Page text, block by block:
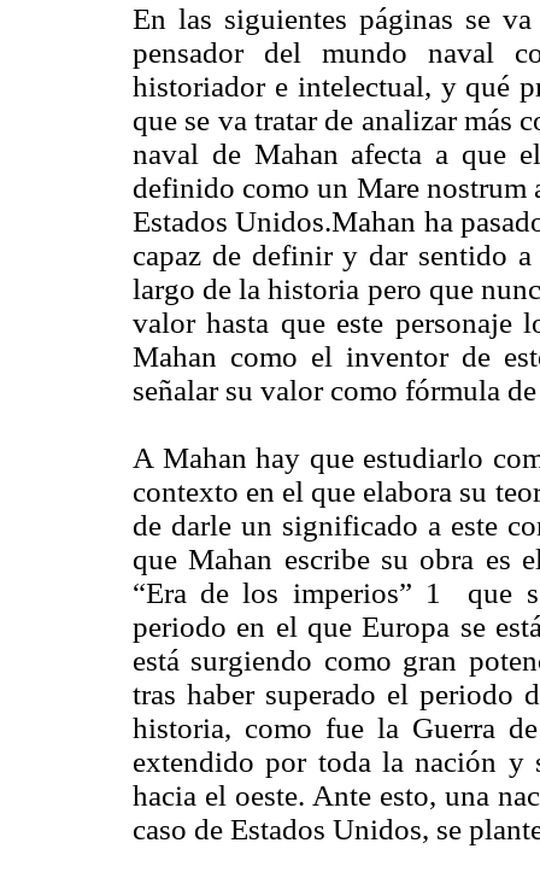
En las siguientes páginas se
pensador del mundo naval
historiador e intelectual, y qué
que se va tratar de analizar más
naval de Mahan afecta a que
definido como un Mare nostrum
Estados Unidos.Mahan ha
capaz de definir y dar sentido
largo de la historia pero que
valor hasta que este personaje
Mahan como el inventor de
señalar su valor como fórmula
A Mahan hay que estudiarlo
contexto en el que elabora su
de darle un significado a este
que Mahan escribe su obra es
“Era de los imperios” 1 que
periodo en el que Europa se
está surgiendo como gran
tras haber superado el periodo
historia, como fue la Guerra
extendido por toda la nación y
hacia el oeste. Ante esto, una
caso de Estados Unidos, se